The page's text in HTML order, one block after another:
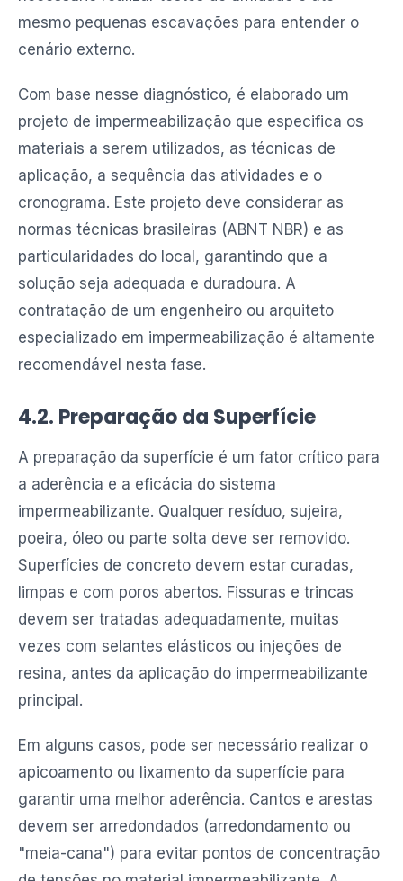
mesmo pequenas escavações para entender o
cenário externo.
Com base nesse diagnóstico, é elaborado um
projeto de impermeabilização que especifica os
materiais a serem utilizados, as técnicas de
aplicação, a sequência das atividades e o
cronograma. Este projeto deve considerar as
normas técnicas brasileiras (ABNT NBR) e as
particularidades do local, garantindo que a
solução seja adequada e duradoura. A
contratação de um engenheiro ou arquiteto
especializado em impermeabilização é altamente
recomendável nesta fase.
4.2. Preparação da Superfície
A preparação da superfície é um fator crítico para
a aderência e a eficácia do sistema
impermeabilizante. Qualquer resíduo, sujeira,
poeira, óleo ou parte solta deve ser removido.
Superfícies de concreto devem estar curadas,
limpas e com poros abertos. Fissuras e trincas
devem ser tratadas adequadamente, muitas
vezes com selantes elásticos ou injeções de
resina, antes da aplicação do impermeabilizante
principal.
Em alguns casos, pode ser necessário realizar o
apicoamento ou lixamento da superfície para
garantir uma melhor aderência. Cantos e arestas
devem ser arredondados (arredondamento ou
"meia-cana") para evitar pontos de concentração